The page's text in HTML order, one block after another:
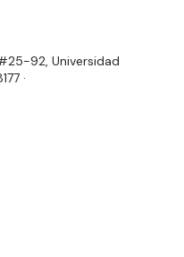
92, Universidad
·